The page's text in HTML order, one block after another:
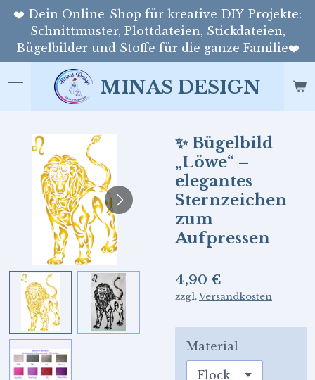
Zum
Hauptinhalt
springen
MINAS DESIGN
❤️ Dein Online-Shop für kreative DIY-Projekte:
Schnittmuster, Plottdateien, Stickdateien,
Bügelbilder und Stoffe für die ganze Familie❤️
✨ Bügelbild
„Löwe“ –
elegantes
Sternzeichen
zum
Aufpressen
4,90 €
zzgl.Versandkosten
Material